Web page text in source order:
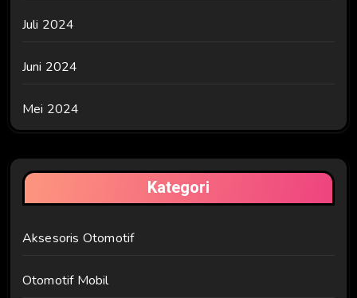
Juli 2024
Juni 2024
Mei 2024
Kategori
Aksesoris Otomotif
Otomotif Mobil